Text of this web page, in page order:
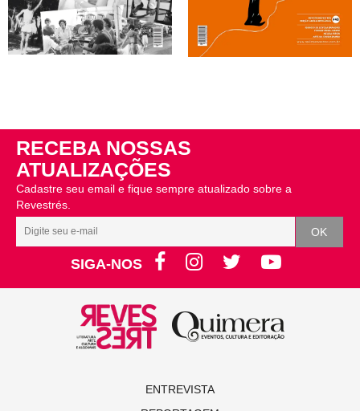
RECEBA NOSSAS
ATUALIZAÇÕES
Cadastre seu email e fique sempre atualizado sobre a
Revestrés.
SIGA-NOS
ENTREVISTA